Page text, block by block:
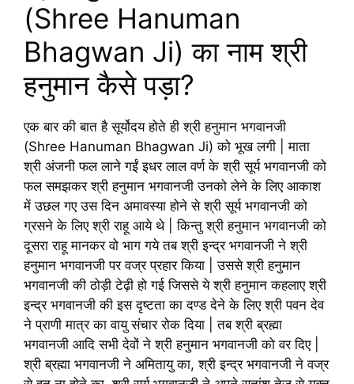
(Shree Hanuman
Bhagwan Ji) का नाम श्री
हनुमान कैसे पड़ा?
एक बार की बात है सूर्योदय होते ही श्री हनुमान भगवानजी
(Shree Hanuman Bhagwan Ji) को भूख लगी | माता
श्री अंजनी फल लाने गईं इधर लाल वर्ण के श्री सूर्य भगवानजी को
फल समझकर श्री हनुमान भगवानजी उनको लेने के लिए आकाश
में उछल गए उस दिन अमावस्या होने से श्री सूर्य भगवानजी को
ग्रसने के लिए श्री राहू आये थे | किन्तु श्री हनुमान भगवानजी को
दूसरा राहू मानकर वो भाग गये तब श्री इन्द्र भगवानजी ने श्री
हनुमान भगवानजी पर वज्र प्रहार किया | उससे श्री हनुमान
भगवानजी की ठोड़ी टेढ़ी हो गई जिससे ये श्री हनुमान कहलाए श्री
इन्द्र भगवानजी की इस दृष्टता का दण्ड देने के लिए श्री पवन देव
ने प्राणी मात्र का वायु संचार रोक दिया | तब श्री ब्रह्मा
भगवानजी आदि सभी देवों ने श्री हनुमान भगवानजी को वर दिए |
श्री ब्रह्मा भगवानजी ने अमितायु का, श्री इन्द्र भगवानजी ने वज्र